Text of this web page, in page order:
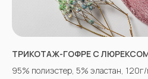
ТРИКОТАЖ-ГОФРЕ С
95% полиэстер, 5% эластан,
Оптово-розничный